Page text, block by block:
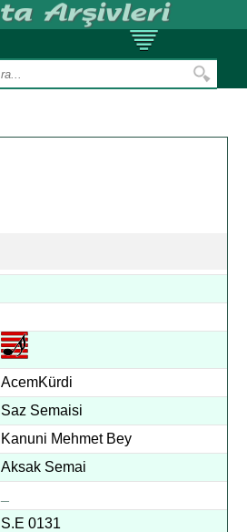
AcemKürdi
Saz Semaisi
Kanuni Mehmet Bey
Aksak Semai
S.E 0131